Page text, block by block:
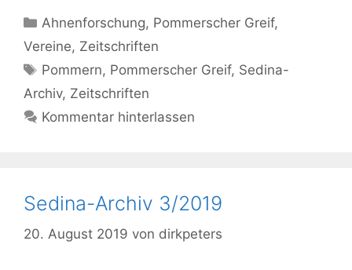
Kategorien
Ahnenforschung, Pommerscher Greif,
Vereine, Zeitschriften
Schlagwörter
Pommern, Pommerscher Greif, Sedina-
Archiv, Zeitschriften
Kommentar hinterlassen
Sedina-Archiv 3/2019
20. August 2019 von dirkpeters